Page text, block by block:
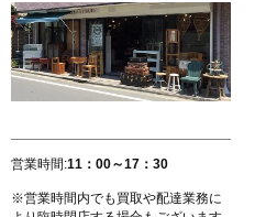
営業時間:11：00～17：30
※営業時間内でも買取や配達業務に